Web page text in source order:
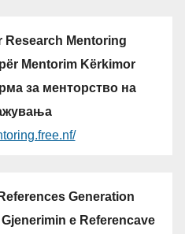
Research Mentoring
Mentorim Kërkimor
за менторство на
Generation
e Referencave